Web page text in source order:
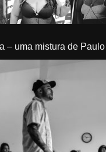
– uma mistura de